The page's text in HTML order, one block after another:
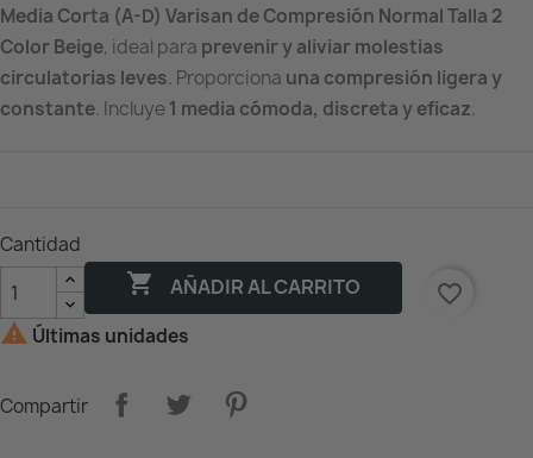
Media Corta (A-D) Varisan de Compresión Normal Talla 2
Color Beige, ideal para prevenir y aliviar molestias
circulatorias leves. Proporciona una compresión ligera y
constante. Incluye1 media cómoda, discreta y eficaz.
Cantidad
 AÑADIR AL CARRITO
favorite_border
 Últimas unidades
Compartir